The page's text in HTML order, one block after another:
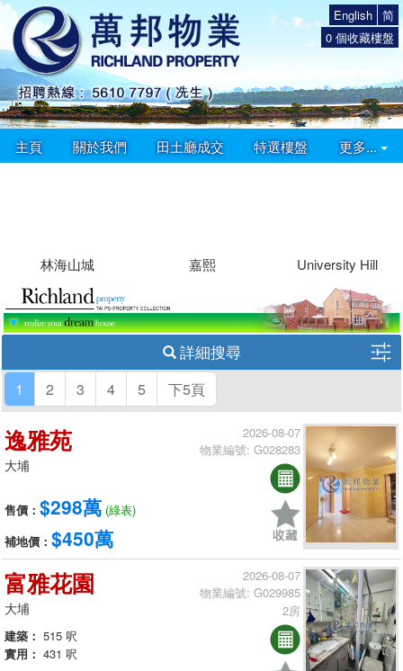
简
English
0 個收藏樓盤
主頁 關於我們 田土廳成交 特選樓盤 更多...
林海山城 嘉熙 University Hill
詳細搜尋
1 2 3 4 5 下5頁
逸雅苑
大埔
售價： $298萬 (綠表)
補地價： $450萬
2026-08-07
物業編號: G028283
富雅花園
大埔
建築： 515 呎
實用： 431 呎
2026-08-07
物業編號: G029985
2房